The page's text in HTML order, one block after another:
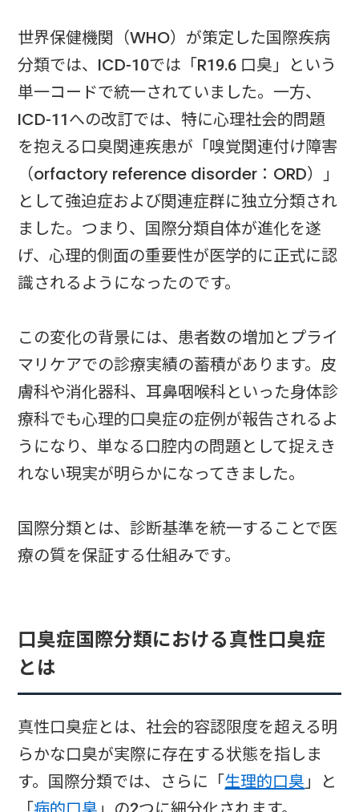
世界保健機関（WHO）が策定した国際疾病
分類では、ICD-10では「R19.6 口臭」という
単一コードで統一されていました。一方、
ICD-11への改訂では、特に心理社会的問題
を抱える口臭関連疾患が「嗅覚関連付け障害
（orfactory reference disorder：ORD）」
として強迫症および関連症群に独立分類され
ました。つまり、国際分類自体が進化を遂
げ、心理的側面の重要性が医学的に正式に認
識されるようになったのです。
この変化の背景には、患者数の増加とプライ
マリケアでの診療実績の蓄積があります。皮
膚科や消化器科、耳鼻咽喉科といった身体診
療科でも心理的口臭症の症例が報告されるよ
うになり、単なる口腔内の問題として捉えき
れない現実が明らかになってきました。
国際分類とは、診断基準を統一することで医
療の質を保証する仕組みです。
口臭症国際分類における真性口臭症
とは
真性口臭症とは、社会的容認限度を超える明
らかな口臭が実際に存在する状態を指しま
す。国際分類では、さらに「生理的口臭」と